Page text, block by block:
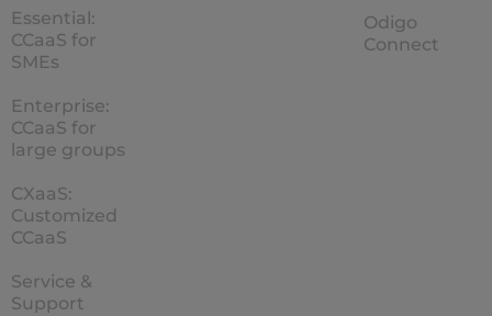
Essential:
CCaaS for
SMEs
Enterprise:
CCaaS for
large groups
CXaaS:
Customized
CCaaS
Service &
Support
Odigo
Connect